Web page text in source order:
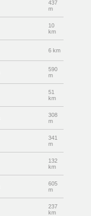
437
m
10
km
6 km
590
m
51
km
308
m
341
m
132
km
605
m
237
km